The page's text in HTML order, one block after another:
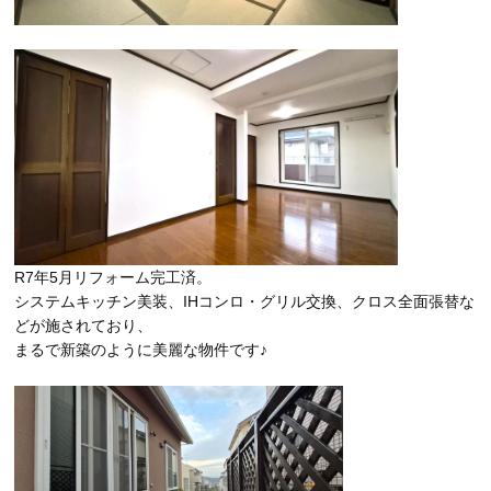
R7年5月リフォーム完工済。
システムキッチン美装、IHコンロ・グリル交換、クロス全面張替な
どが施されており、
まるで新築のように美麗な物件です♪